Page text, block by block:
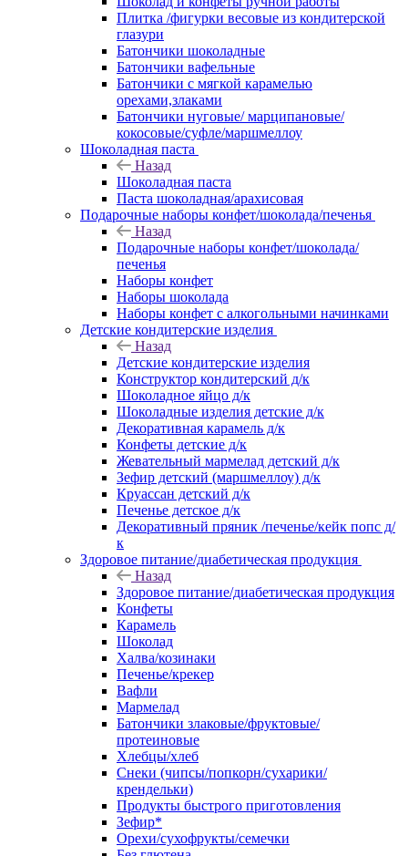
Плитка /фигурки весовые из кондитерской
глазури
Батончики шоколадные
Батончики вафельные
Батончики с мягкой карамелью
орехами,злаками
Батончики нуговые/ марципановые/
кокосовые/суфле/маршмеллоу
Шоколадная паста
Назад
Шоколадная паста
Паста шоколадная/арахисовая
Подарочные наборы конфет/шоколада/печенья
Назад
Подарочные наборы конфет/шоколада/
печенья
Наборы конфет
Наборы шоколада
Наборы конфет с алкогольными начинками
Детские кондитерские изделия
Назад
Детские кондитерские изделия
Конструктор кондитерский д/к
Шоколадное яйцо д/к
Шоколадные изделия детские д/к
Декоративная карамель д/к
Конфеты детские д/к
Жевательный мармелад детский д/к
Зефир детский (маршмеллоу) д/к
Круассан детский д/к
Печенье детское д/к
Декоративный пряник /печенье/кейк попс д/
к
Здоровое питание/диабетическая продукция
Назад
Здоровое питание/диабетическая продукция
Конфеты
Карамель
Шоколад
Халва/козинаки
Печенье/крекер
Вафли
Мармелад
Батончики злаковые/фруктовые/
протеиновые
Хлебцы/хлеб
Снеки (чипсы/попкорн/сухарики/
крендельки)
Продукты быстрого приготовления
Зефир*
Орехи/сухофрукты/семечки